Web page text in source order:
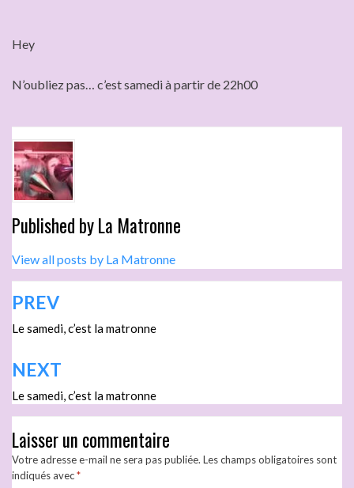
Hey
N’oubliez pas… c’est samedi à partir de 22h00
Published byLa Matronne
View all posts by La Matronne
PREV
Le samedi, c’est la matronne
NEXT
Le samedi, c’est la matronne
Laisser un commentaire
Votre adresse e-mail ne sera pas publiée. Les champs obligatoires sont
indiqués avec*